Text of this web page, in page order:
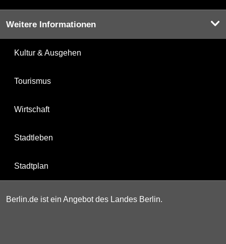
Weitere Informationen
Kultur & Ausgehen
Tourismus
Wirtschaft
Stadtleben
Stadtplan
Berlin.de ist ein Angebot des Landes Berlin.